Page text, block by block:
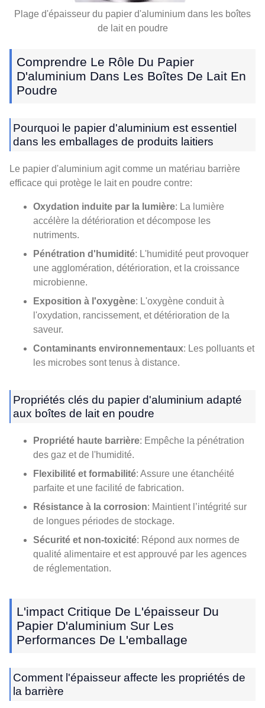
Plage d'épaisseur du papier d'aluminium dans les boîtes
de lait en poudre
Comprendre Le Rôle Du Papier
D'aluminium Dans Les Boîtes De Lait En
Poudre
Pourquoi le papier d'aluminium est essentiel
dans les emballages de produits laitiers
Le papier d'aluminium agit comme un matériau barrière
efficace qui protège le lait en poudre contre:
Oxydation induite par la lumière: La lumière
accélère la détérioration et décompose les
nutriments.
Pénétration d'humidité: L'humidité peut provoquer
une agglomération, détérioration, et la croissance
microbienne.
Exposition à l'oxygène: L'oxygène conduit à
l'oxydation, rancissement, et détérioration de la
saveur.
Contaminants environnementaux: Les polluants et
les microbes sont tenus à distance.
Propriétés clés du papier d'aluminium adapté
aux boîtes de lait en poudre
Propriété haute barrière: Empêche la pénétration
des gaz et de l'humidité.
Flexibilité et formabilité: Assure une étanchéité
parfaite et une facilité de fabrication.
Résistance à la corrosion: Maintient l’intégrité sur
de longues périodes de stockage.
Sécurité et non-toxicité: Répond aux normes de
qualité alimentaire et est approuvé par les agences
de réglementation.
L'impact Critique De L'épaisseur Du
Papier D'aluminium Sur Les
Performances De L'emballage
Comment l'épaisseur affecte les propriétés de
la barrière